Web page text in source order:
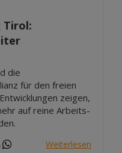
Tirol:
die
für den freien
zeigen,
auf reine Arbeits-
Weiterlesen